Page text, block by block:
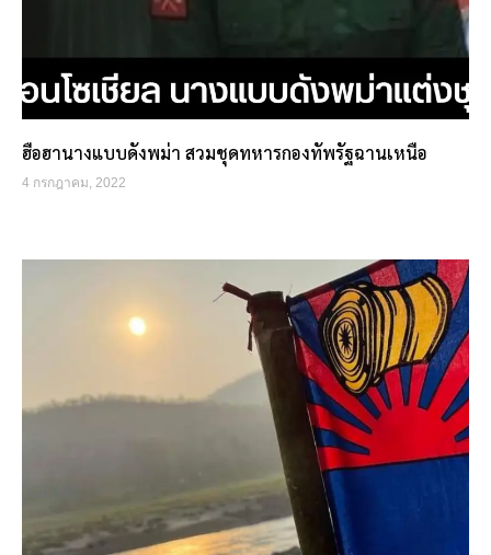
ฮือฮานางแบบดังพม่า สวมชุดทหารกองทัพรัฐฉานเหนือ
4 กรกฎาคม, 2022